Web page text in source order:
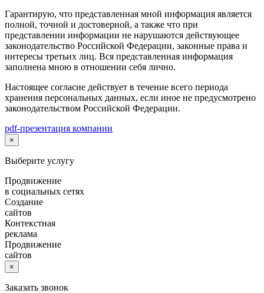
Гарантирую, что представленная мной информация является
полной, точной и достоверной, а также что при
представлении информации не нарушаются действующее
законодательство Российской Федерации, законные права и
интересы третьих лиц. Вся представленная информация
заполнена мною в отношении себя лично.
Настоящее согласие действует в течение всего периода
хранения персональных данных, если иное не предусмотрено
законодательством Российской Федерации.
pdf-презентация компании
×
Выберите услугу
Продвижение
в социальных сетях
Создание
сайтов
Контекстная
реклама
Продвижение
сайтов
×
Заказать звонок